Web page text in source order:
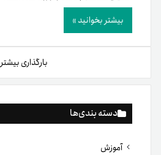
دسته بندی‌ها
آموزش
بیشتر بخوانید »
بارگذاری بیشتر